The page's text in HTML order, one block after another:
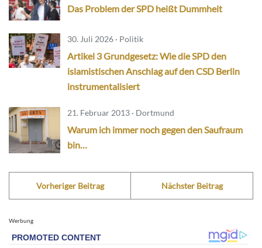
Das Problem der SPD heißt Dummheit
30. Juli 2026 · Politik
Artikel 3 Grundgesetz: Wie die SPD den
islamistischen Anschlag auf den CSD Berlin
instrumentalisiert
21. Februar 2013 · Dortmund
Warum ich immer noch gegen den Saufraum
bin…
Vorheriger Beitrag Nächster Beitrag
Werbung